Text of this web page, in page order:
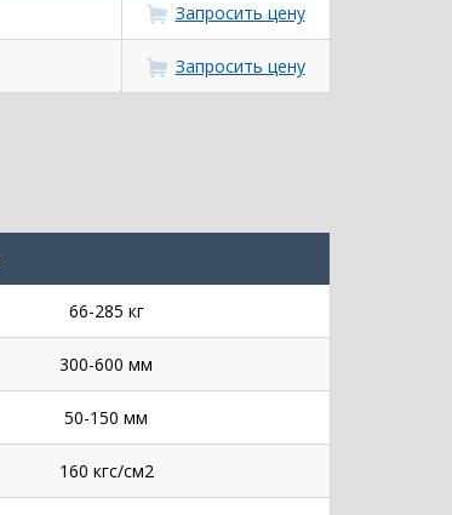
Запросить цену
Запросить цену
66-285 кг
300-600 мм
50-150 мм
160 кгс/см2